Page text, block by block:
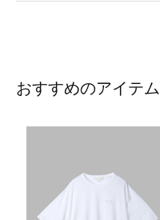
おすすめのアイテム